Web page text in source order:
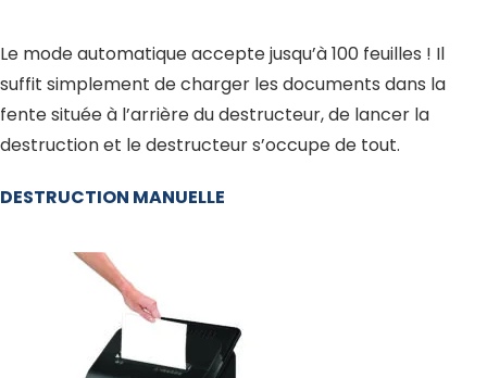
Le mode automatique accepte jusqu’à 100 feuilles ! Il
suffit simplement de charger les documents dans la
fente située à l’arrière du destructeur, de lancer la
destruction et le destructeur s’occupe de tout.
DESTRUCTION MANUELLE